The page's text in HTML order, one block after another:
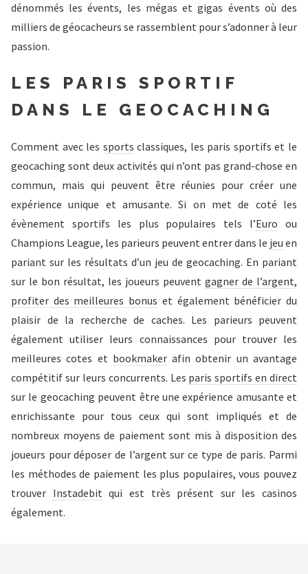
dénommés les évents, les mégas et gigas évents où des
milliers de géocacheurs se rassemblent pour s’adonner à leur
passion.
LES PARIS SPORTIF
DANS LE GEOCACHING
Comment avec les sports classiques, les paris sportifs et le
geocaching sont deux activités qui n’ont pas grand-chose en
commun, mais qui peuvent être réunies pour créer une
expérience unique et amusante. Si on met de coté les
évènement sportifs les plus populaires tels l’Euro ou
Champions League, les parieurs peuvent entrer dans le jeu en
pariant sur les résultats d’un jeu de geocaching. En pariant
sur le bon résultat, les joueurs peuvent gagner de l’argent,
profiter des meilleures bonus et également bénéficier du
plaisir de la recherche de caches. Les parieurs peuvent
également utiliser leurs connaissances pour trouver les
meilleures cotes et bookmakerafin obtenir un avantage
compétitif sur leurs concurrents. Les paris sportifs en direct
sur le geocaching peuvent être une expérience amusante et
enrichissante pour tous ceux qui sont impliqués et de
nombreux moyens de paiement sont mis à disposition des
joueurs pour déposer de l’argent sur ce type de paris. Parmi
les méthodes de paiement les plus populaires, vous pouvez
trouver Instadebit qui est très présent sur les casinos
également.